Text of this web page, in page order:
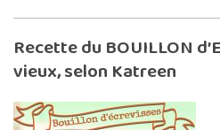
Recette du BOUILLON
vieux, selon Katreen